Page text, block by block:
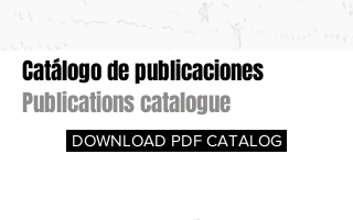
Catálogo de publicaciones
Publications catalogue
DOWNLOAD PDF CATALOG